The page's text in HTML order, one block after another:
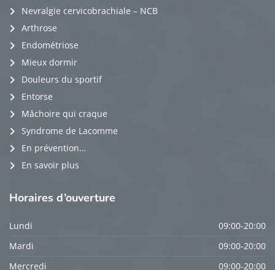
Nevralgie cervicobrachiale – NCB
Arthrose
Endométriose
Mieux dormir
Douleurs du sportif
Entorse
Mâchoire qui craque
Syndrome de Lacomme
En prévention…
En savoir plus
Horaires d’ouverture
Lundi
09:00-20:00
Mardi
09:00-20:00
Mercredi
09:00-20:00